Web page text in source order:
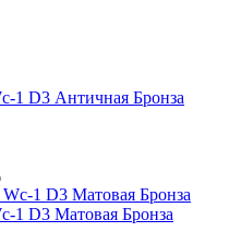
1 D3 Античная Бронза
1 D3 Матовая Бронза